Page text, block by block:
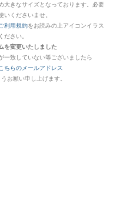
きなサイズとなっております。必要
いくださいませ。
ご利用規約をお読みの上アイコンイラス
ださい。
を変更いたしました
一致していない等ございましたら
こちらのメールアドレス
お願い申し上げます。